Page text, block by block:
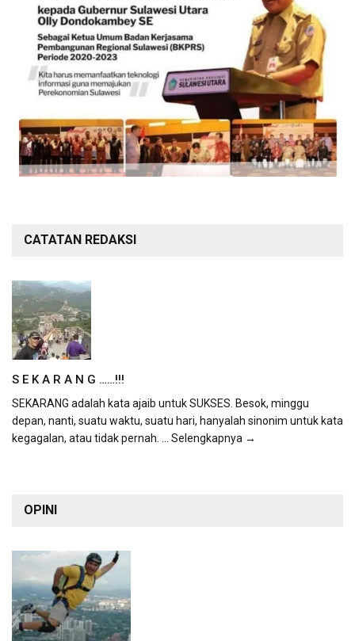
CATATAN REDAKSI
S E K A R A N G ……!!!
SEKARANG adalah kata ajaib untuk SUKSES. Besok, minggu
depan, nanti, suatu waktu, suatu hari, hanyalah sinonim untuk kata
kegagalan, atau tidak pernah.
... Selengkapnya →
OPINI